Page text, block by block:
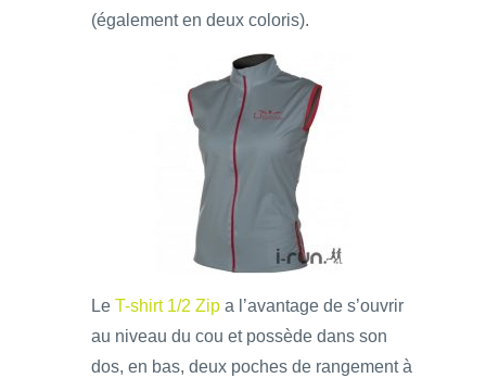
(également en deux coloris).
Le T-shirt 1/2 Zip a l’avantage de s’ouvrir
au niveau du cou et possède dans son
dos, en bas, deux poches de rangement à